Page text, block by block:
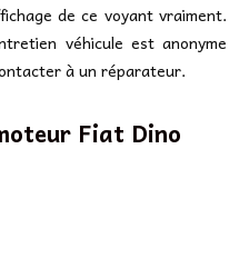
de ce voyant vraiment.
véhicule est anonyme
à un réparateur.
Fiat Dino